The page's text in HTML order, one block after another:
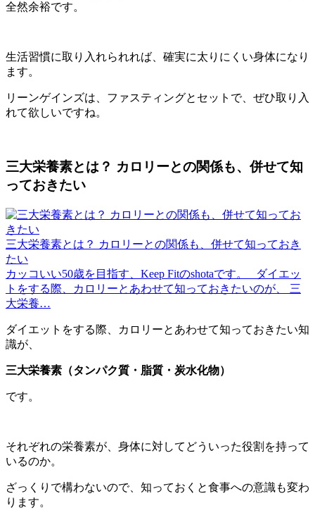
全然余裕です。
生活習慣に取り入れられれば、確実に太りにくい身体になり
ます。
リーンゲインズは、ファスティングとセットで、ぜひ取り入
れて欲しいですね。
三大栄養素とは？ カロリーとの関係も、併せて知
っておきたい
三大栄養素とは？ カロリーとの関係も、併せて知っておき
たい
カッコいい50歳を目指す、Keep Fitのshotaです。 ダイエッ
トをする際、カロリーとあわせて知っておきたいのが、 三
大栄養…
ダイエットをする際、カロリーとあわせて知っておきたい知
識が、
三大栄養素（タンパク質・脂質・炭水化物）
です。
それぞれの栄養素が、身体に対してどういった役割を持って
いるのか。
ざっくりで構わないので、知っておくと食事への意識も変わ
ります。